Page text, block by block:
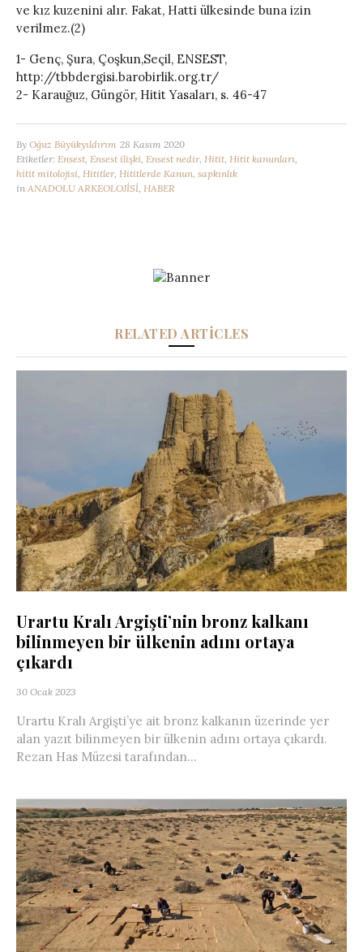
ve kız kuzenini alır. Fakat, Hatti ülkesinde buna izin
verilmez.(2)
1- Genç, Şura, Çoşkun,Seçil, ENSEST,
http://tbbdergisi.barobirlik.org.tr/
2- Karauğuz, Güngör, Hitit Yasaları, s. 46-47
By Oğuz Büyükyıldırım 28 Kasım 2020
Etiketler: Ensest, Ensest ilişki, Ensest nedir, Hitit, Hitit kanunları,
hitit mitolojisi, Hititler, Hititlerde Kanun, sapkınlık
in ANADOLU ARKEOLOJİSİ, HABER
RELATED ARTICLES
Urartu Kralı Argişti’nin bronz kalkanı
bilinmeyen bir ülkenin adını ortaya
çıkardı
30 Ocak 2023
Urartu Kralı Argişti’ye ait bronz kalkanın üzerinde yer
alan yazıt bilinmeyen bir ülkenin adını ortaya çıkardı.
Rezan Has Müzesi tarafından...